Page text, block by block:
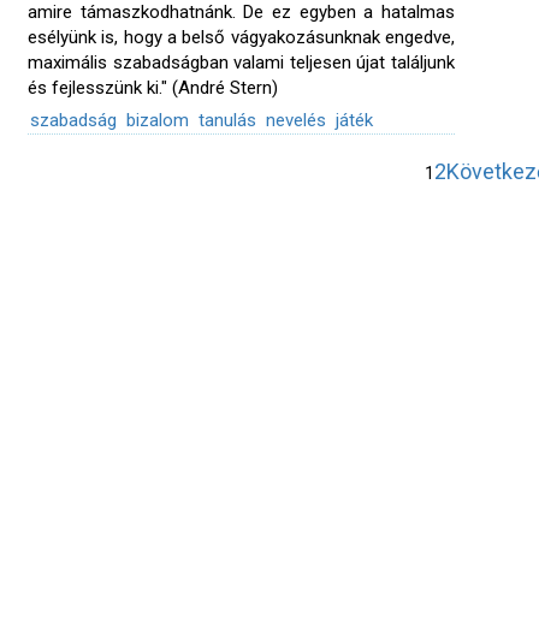
amire támaszkodhatnánk. De ez egyben a hatalmas
esélyünk is, hogy a belső vágyakozásunknak engedve,
maximális szabadságban valami teljesen újat találjunk
és fejlesszünk ki." (André Stern)
szabadság bizalom tanulás nevelés játék
1 2